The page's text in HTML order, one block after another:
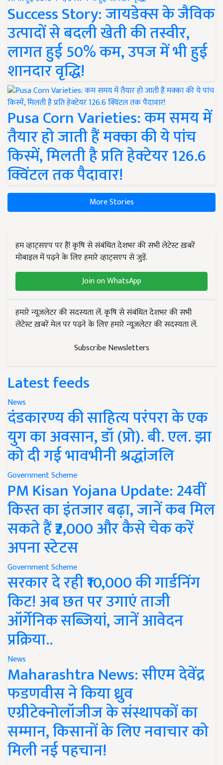
Success Story: जायडेक्स के जैविक
उत्पादों से बदली खेती की तस्वीर,
लागत हुई 50% कम, उपज में भी हुई
शानदार वृद्धि!
Pusa Corn Varieties: कम समय में
तैयार हो जाती हैं मक्का की ये पांच
किस्में, मिलती है प्रति हेक्टेयर 126.6
क्विंटल तक पैदावार!
More Stories
हम व्हाट्सएप पर हैं! कृषि से संबंधित देशभर की सभी लेटेस्ट ख़बरें
मोबाइल में पढ़ने के लिए हमारे व्हाट्सएप से जुड़ें.
Join on WhatsApp
हमारे न्यूज़लेटर की सदस्यता लें. कृषि से संबंधित देशभर की सभी
लेटेस्ट ख़बरें मेल पर पढ़ने के लिए हमारे न्यूज़लेटर की सदस्यता लें.
Subscribe Newsletters
Latest feeds
News
दंडकारण्य की साहित्य परंपरा के एक
युग का अवसान, डॉ (प्रो). बी. एल. झा
को दी गई भावभीनी श्रद्धांजलि
Government Scheme
PM Kisan Yojana Update: 24वीं
किस्त का इंतजार बढ़ा, जानें कब मिल
सकते हैं ₹2,000 और कैसे चेक करें
अपना स्टेटस
Government Scheme
सरकार दे रही ₹10,000 की गार्डनिंग
किट! अब छत पर उगाएं ताजी
ऑर्गेनिक सब्जियां, जानें आवेदन
प्रक्रिया..
News
Maharashtra News: सीएम देवेंद्र
फडणवीस ने किया ध्रुव
एग्रीटेक्नोलॉजीज के संस्थापकों का
सम्मान, किसानों के लिए नवाचार को
मिली नई पहचान!